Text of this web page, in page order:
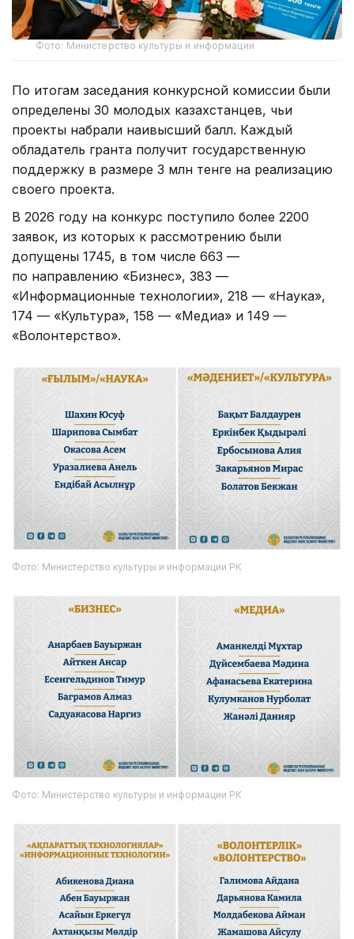
Фото: Министерство культуры и информации
По итогам заседания конкурсной комиссии были
определены 30 молодых казахстанцев, чьи
проекты набрали наивысший балл. Каждый
обладатель гранта получит государственную
поддержку в размере 3 млн тенге на реализацию
своего проекта.
В 2026 году на конкурс поступило более 2200
заявок, из которых к рассмотрению были
допущены 1745, в том числе 663 —
по направлению «Бизнес», 383 —
«Информационные технологии», 218 — «Наука»,
174 — «Культура», 158 — «Медиа» и 149 —
«Волонтерство».
Фото: Министерство культуры и информации РК
Фото: Министерство культуры и информации РК